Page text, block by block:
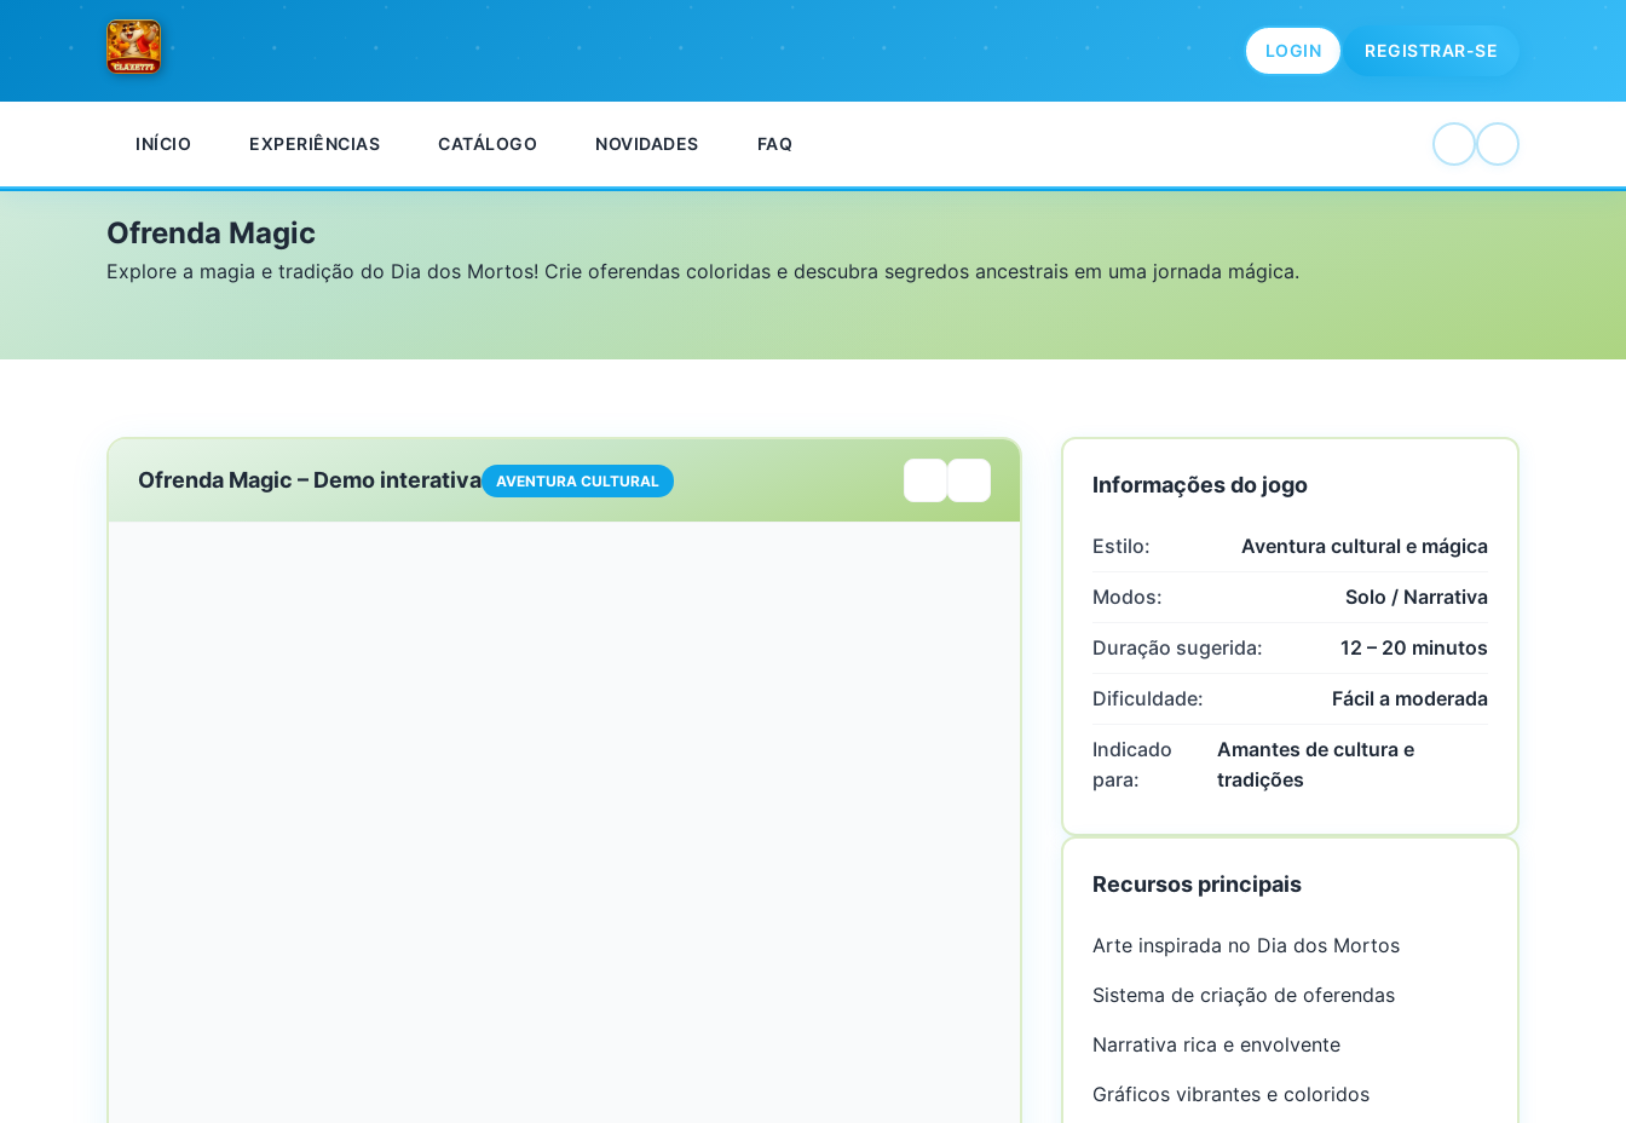
LOGIN REGISTRAR-SE
INÍCIO EXPERIÊNCIAS CATÁLOGO NOVIDADES FAQ
Ofrenda Magic
Explore a magia e tradição do Dia dos Mortos! Crie oferendas coloridas e descubra segredos ancestrais em uma jornada mágica.
Ofrenda Magic – Demo interativa AVENTURA CULTURAL Informações do jogo
Estilo: Aventura cultural e mágica
Modos: Solo / Narrativa
Duração sugerida: 12 – 20 minutos
Dificuldade: Fácil a moderada
Indicado
para:
Amantes de cultura e
tradições
Recursos principais
Arte inspirada no Dia dos Mortos
Sistema de criação de oferendas
Narrativa rica e envolvente
Gráficos vibrantes e coloridos